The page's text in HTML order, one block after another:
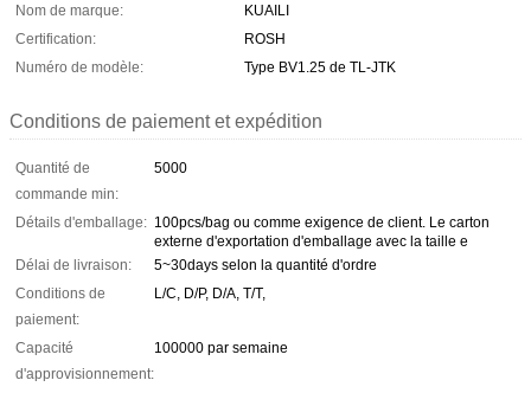
Nom de marque:
KUAILI
Certification:
ROSH
Numéro de modèle:
Type BV1.25 de TL-JTK
Conditions de paiement et expédition
Quantité de
commande min:
5000
Détails d'emballage: 100pcs/bag ou comme exigence de client. Le carton
externe d'exportation d'emballage avec la taille e
Délai de livraison:
5~30days selon la quantité d'ordre
Conditions de
paiement:
L/C, D/P, D/A, T/T,
Capacité
d'approvisionnement:
100000 par semaine